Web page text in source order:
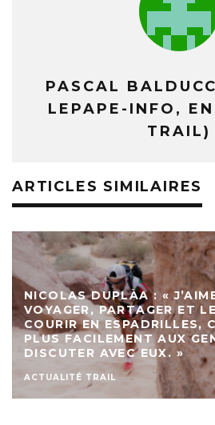
PASCAL
LEPAPE-INFO,
TRAIL)
ARTICLES SIMILAIRES
NICOLAS DUPLÀA : «
VOYAGER, PARTAGER ET
COURIR EN ESPADRILLES,
PLUS FACILEMENT AUX
DISCUTER AVEC EUX. »
ACTUALITÉ TRAIL